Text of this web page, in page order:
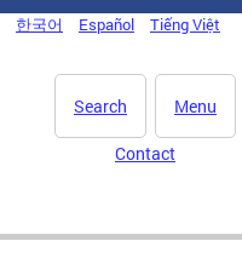
한국어 Español Tiếng Việt
Menu
Search
Contact